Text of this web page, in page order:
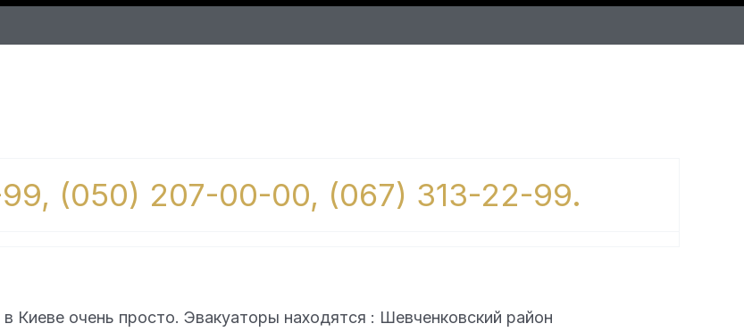
(050) 207-00-00, (067) 313-22-99.
в Киеве очень просто. Эвакуаторы находятся : Шевченковский район